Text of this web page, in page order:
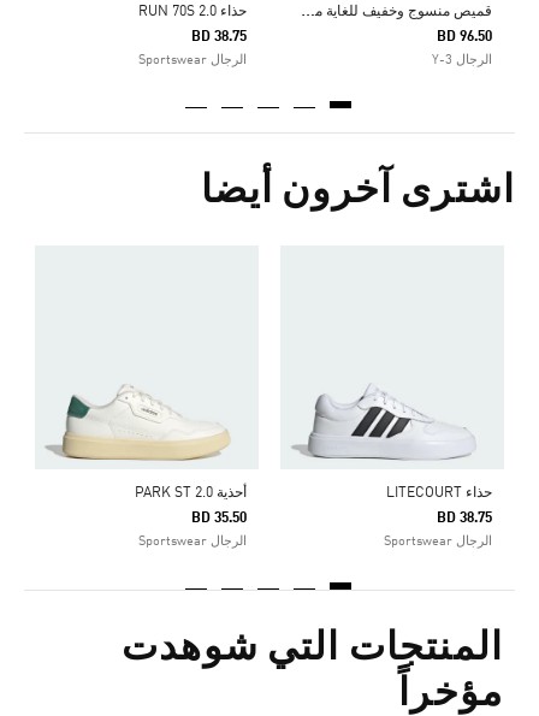
ق
ميص منسوج وخفيف للغاية من Y-3
BD 96.50
الرجال Y-3
حذاء RUN 70S 2.0
BD 38.75
الرجال Sportswear
اشترى آخرون أيضا
حذاء LITECOURT
BD 38.75
الرجال Sportswear
أحذية PARK ST 2.0
BD 35.50
الرجال Sportswear
المنتجات التي شوهدت
مؤخراً